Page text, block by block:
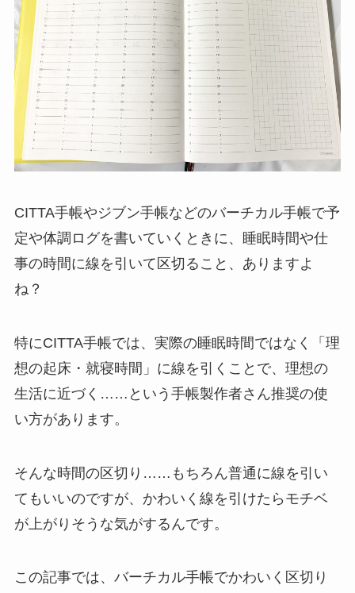
CITTA手帳やジブン手帳などのバーチカル手帳で予
定や体調ログを書いていくときに、睡眠時間や仕
事の時間に線を引いて区切ること、ありますよ
ね？
特にCITTA手帳では、実際の睡眠時間ではなく「理
想の起床・就寝時間」に線を引くことで、理想の
生活に近づく……という手帳製作者さん推奨の使
い方があります。
そんな時間の区切り……もちろん普通に線を引い
てもいいのですが、かわいく線を引けたらモチベ
が上がりそうな気がするんです。
この記事では、バーチカル手帳でかわいく区切り